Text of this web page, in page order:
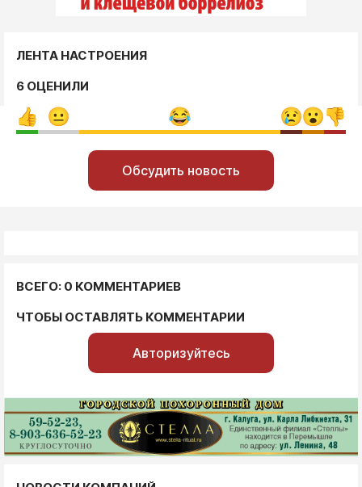
ЛЕНТА НАСТРОЕНИЯ
6 ОЦЕНИЛИ
Обсудить новость
ВСЕГО: 0 КОММЕНТАРИЕВ
ЧТОБЫ ОСТАВЛЯТЬ КОММЕНТАРИИ
Авторизуйтесь